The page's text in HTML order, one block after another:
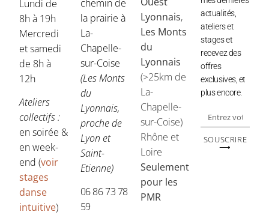
Lundi de
8h à 19h
Mercredi
et samedi
de 8h à
12h
Ateliers
collectifs :
en soirée &
en week-
end (voir
stages
danse
intuitive)
chemin de
la prairie à
La-
Chapelle-
sur-Coise
(Les Monts
du
Lyonnais,
proche de
Lyon et
Saint-
Etienne)
06 86 73 78
59
Lyonnais,
Les Monts
du
Lyonnais
(>25km de
La-
Chapelle-
sur-Coise)
Rhône et
Loire
Seulement
pour les
PMR
actualités,
ateliers et
stages et
recevez des
offres
exclusives, et
plus encore.
SOUSCRIRE
⟶